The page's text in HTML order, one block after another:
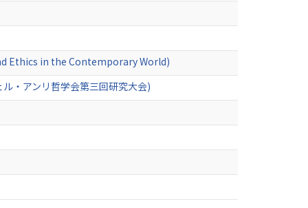
Ethics in the Contemporary World)
・アンリ哲学会第三回研究大会)